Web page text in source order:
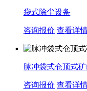
袋式除尘设备
咨询报价 查看详
脉冲袋式仓顶式
咨询报价 查看详